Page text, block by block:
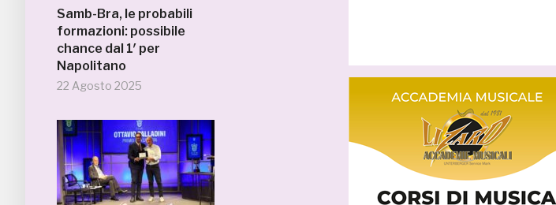
Samb-Bra, le probabili
formazioni: possibile
chance dal 1′ per
Napolitano
22 Agosto 2025